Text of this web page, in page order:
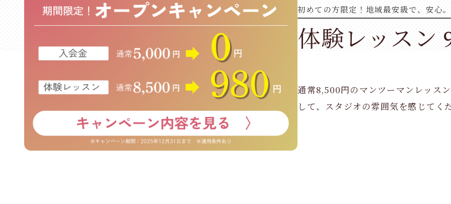
初めての方限定！地域最安級で、安心。
体験レッスン
通常8,500円のマンツーマンレッス
して、スタジオの雰囲気を感じてく